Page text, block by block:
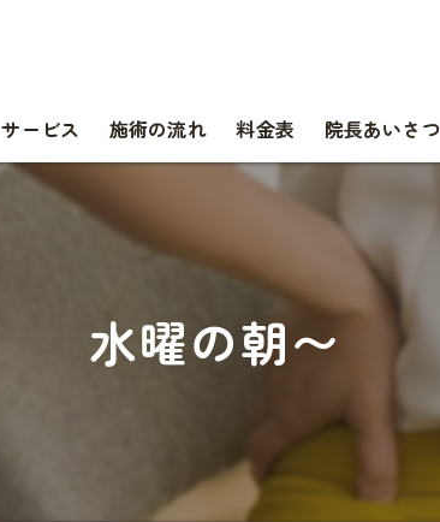
サービス 施術の流れ 料金表 院長あいさつ
水曜の朝〜